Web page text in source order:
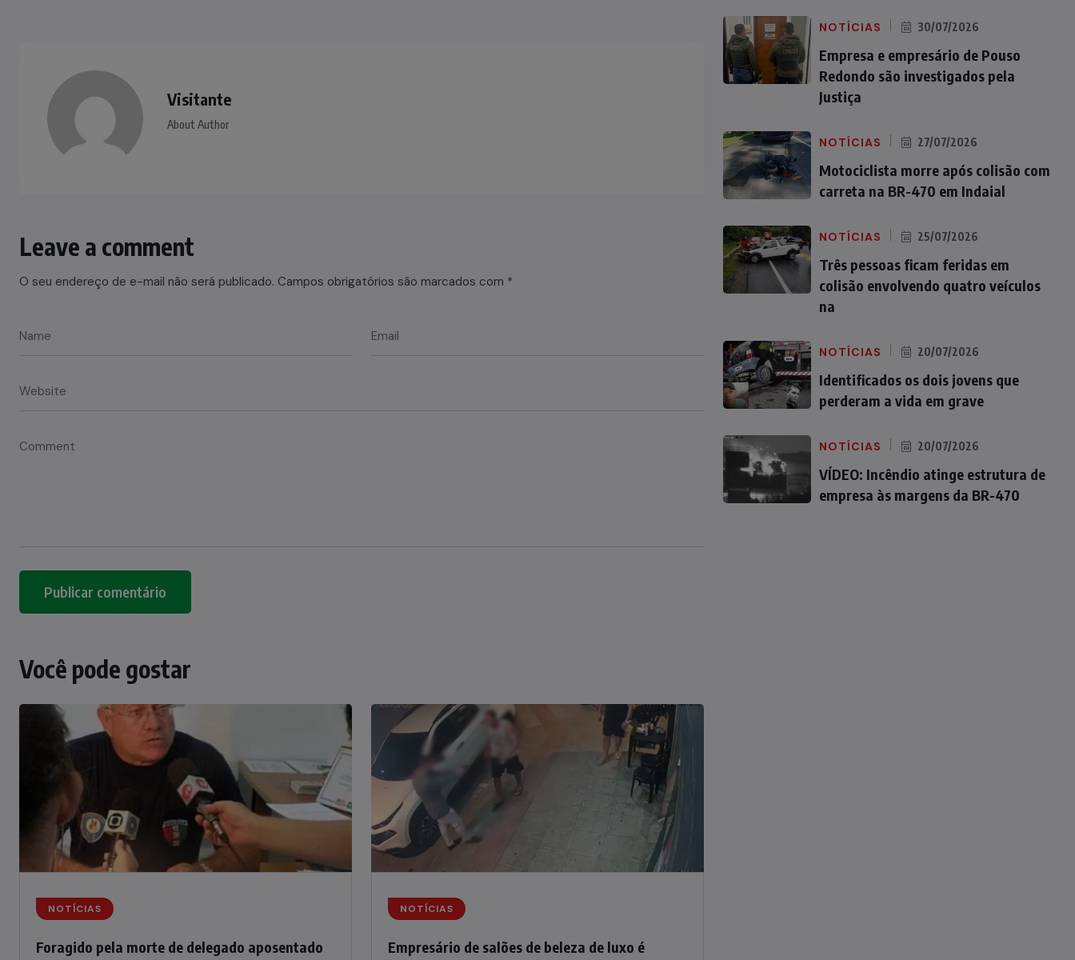
Visitante
About Author
Leave a comment
O seu endereço de e-mail não será publicado. Campos obrigatórios são marcados com *
Você pode gostar
NOTÍCIAS
Foragido pela morte de delegado aposentado
NOTÍCIAS
Empresário de salões de beleza de luxo é
NOTÍCIAS 30/07/2026
Empresa e empresário de Pouso
Redondo são investigados pela
Justiça
NOTÍCIAS 27/07/2026
Motociclista morre após colisão com
carreta na BR-470 em Indaial
NOTÍCIAS 25/07/2026
Três pessoas ficam feridas em
colisão envolvendo quatro veículos
na
NOTÍCIAS 20/07/2026
Identificados os dois jovens que
perderam a vida em grave
NOTÍCIAS 20/07/2026
VÍDEO: Incêndio atinge estrutura de
empresa às margens da BR-470